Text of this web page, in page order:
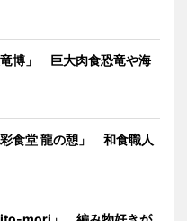
博」 巨大肉食恐竜や海
食堂 龍の憩」 和食職人